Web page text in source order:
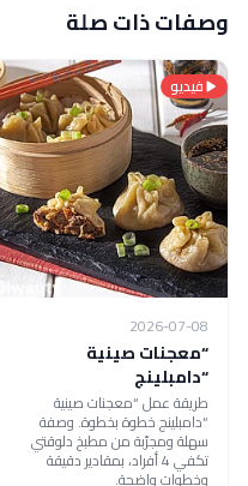
وصفات ذات صلة
فيديو
2026-07-08
“معجنات صينية
“دامبلينج
طريقة عمل “معجنات صينية
“دامبلينج خطوة بخطوة. وصفة
سهلة ومجرّبة من مطبخ دلوقتي
تكفي 4 أفراد، بمقادير دقيقة
وخطوات واضحة.